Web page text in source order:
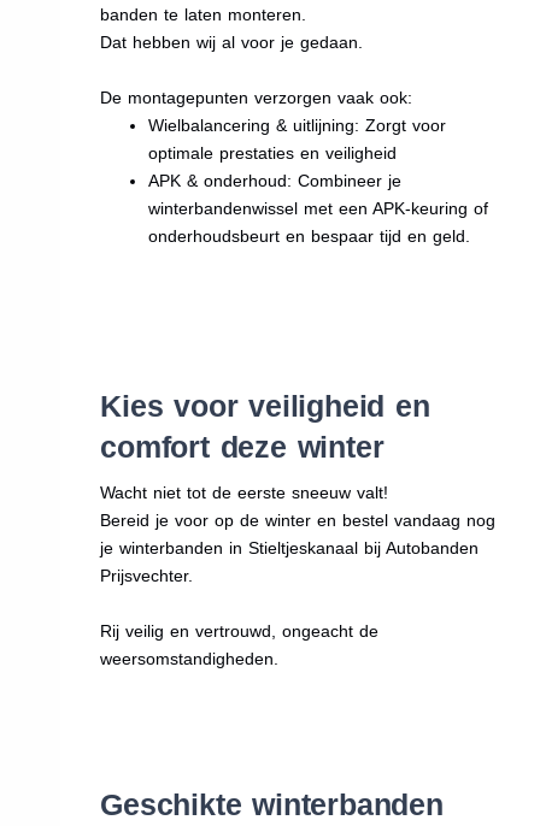
banden te laten monteren.
Dat hebben wij al voor je gedaan.
De montagepunten verzorgen vaak ook:
Wielbalancering & uitlijning: Zorgt voor
optimale prestaties en veiligheid
APK & onderhoud: Combineer je
winterbandenwissel met een APK-keuring of
onderhoudsbeurt en bespaar tijd en geld.
Kies voor veiligheid en
comfort deze winter
Wacht niet tot de eerste sneeuw valt!
Bereid je voor op de winter en bestel vandaag nog
je winterbanden in Stieltjeskanaal bij Autobanden
Prijsvechter.
Rij veilig en vertrouwd, ongeacht de
weersomstandigheden.
Geschikte winterbanden